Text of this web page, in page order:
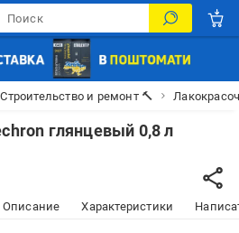
Строительство и ремонт 🔨
глянцевый 0,8 л
Описание Характеристики